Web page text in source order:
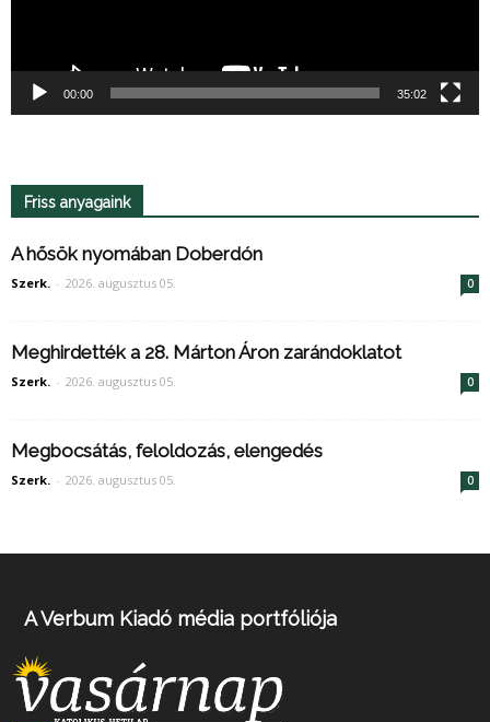
00:00 35:02
Friss anyagaink
A hősök nyomában Doberdón
Szerk. - 2026. augusztus 05. 0
Meghirdették a 28. Márton Áron zarándoklatot
Szerk. - 2026. augusztus 05. 0
Megbocsátás, feloldozás, elengedés
Szerk. - 2026. augusztus 05. 0
A Verbum Kiadó média portfóliója